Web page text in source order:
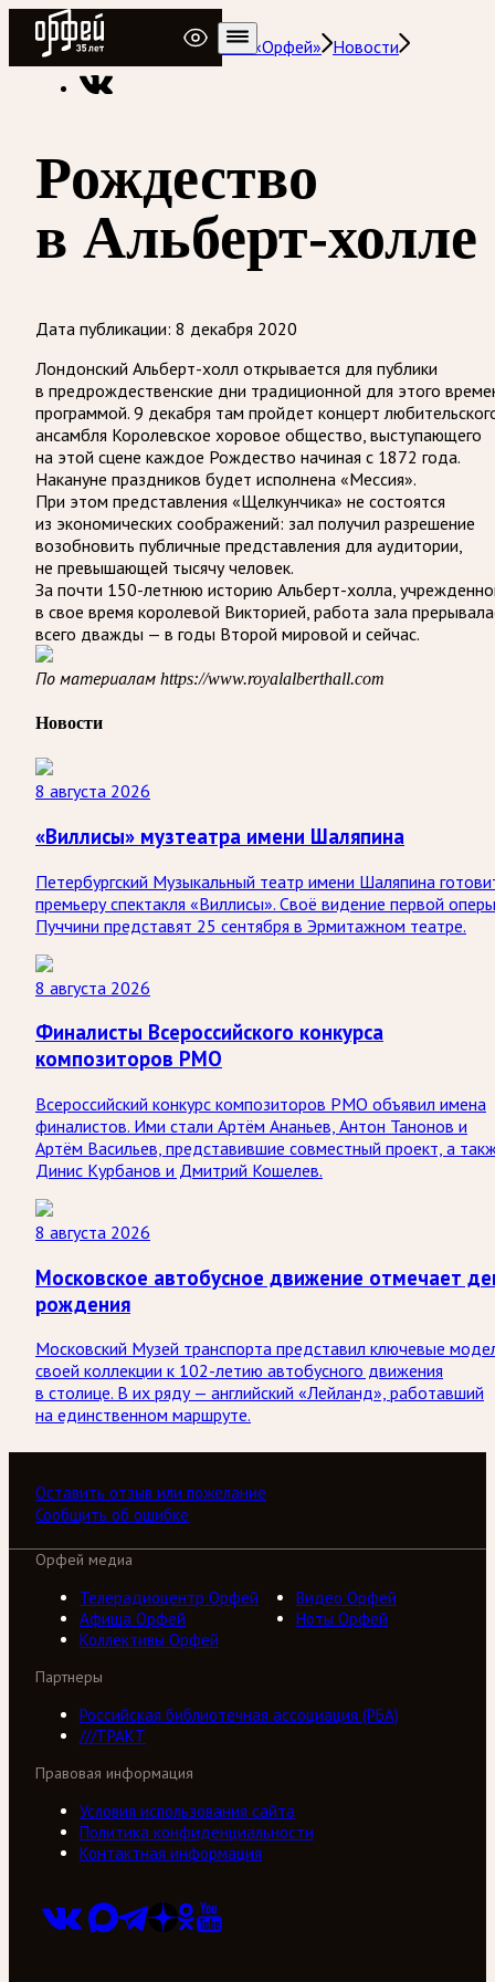
Радио Орфей
Радио классической музыки «Орфей» Новости
Рождество
в Альберт-холле
Дата публикации: 8 декабря 2020
Лондонский Альберт-холл открывается для публики
в предрождественские дни традиционной для этого
программой. 9 декабря там пройдет концерт
ансамбля Королевское хоровое общество, выступающего
на этой сцене каждое Рождество начиная с 1872 года.
Накануне праздников будет исполнена «Мессия».
При этом представления «Щелкунчика» не состоятся
из экономических соображений: зал получил разрешение
возобновить публичные представления для аудитории,
не превышающей тысячу человек.
За почти 150-летнюю историю Альберт-холла,
в свое время королевой Викторией, работа зала
всего дважды — в годы Второй мировой и сейчас.
По материалам https://www.royalalberthall.com
Новости
8 августа 2026
«Виллисы» музтеатра имени Шаляпина
Петербургский Музыкальный театр имени Шаляпина
премьеру спектакля «Виллисы». Своё видение первой оперы
Пуччини представят 25 сентября в Эрмитажном театре.
8 августа 2026
Финалисты Всероссийского конкурса
композиторов РМО
Всероссийский конкурс композиторов РМО объявил имена
финалистов. Ими стали Артём Ананьев, Антон Танонов и
Артём Васильев, представившие совместный проект, а
Динис Курбанов и Дмитрий Кошелев.
8 августа 2026
Московское автобусное движение отмечает
рождения
Московский Музей транспорта представил ключевые
своей коллекции к 102-летию автобусного движения
в столице. В их ряду — английский «Лейланд», работавший
на единственном маршруте.
Оставить отзыв или пожелание
Сообщить об ошибке
Орфей медиа
Телерадиоцентр Орфей
Видео Орфей
Афиша Орфей
Ноты Орфей
Коллективы Орфей
Партнеры
Российская библиотечная ассоциация (РБА)
///ТРАКТ
Правовая информация
Условия использования сайта
Политика конфиденциальности
Контактная информация